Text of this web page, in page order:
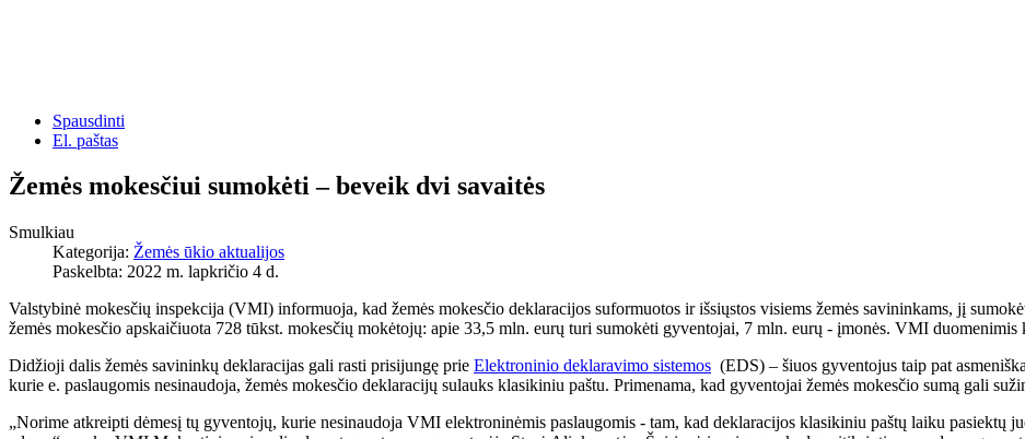
Spausdinti
El. paštas
Žemės mokesčiui sumokėti – beveik dvi savaitės
Smulkiau
Kategorija: Žemės ūkio aktualijos
Paskelbta: 2022 m. lapkričio 4 d.
Valstybinė mokesčių inspekcija (VMI) informuoja, kad žemės mokesčio deklaracijos suformuotos ir išsiųstos visiems žemės savininkams, jį
žemės mokesčio apskaičiuota 728 tūkst. mokesčių mokėtojų: apie 33,5 mln. eurų turi sumokėti gyventojai, 7 mln. eurų - įmonės. VMI
Didžioji dalis žemės savininkų deklaracijas gali rasti prisijungę prie Elektroninio deklaravimo sistemos (EDS) – šiuos gyventojus taip pat
kurie e. paslaugomis nesinaudoja, žemės mokesčio deklaracijų sulauks klasikiniu paštu. Primenama, kad gyventojai žemės mokesčio sumą gali
„Norime atkreipti dėmesį tų gyventojų, kurie nesinaudoja VMI elektroninėmis paslaugomis - tam, kad deklaracijos klasikiniu paštų laiku pasiektų